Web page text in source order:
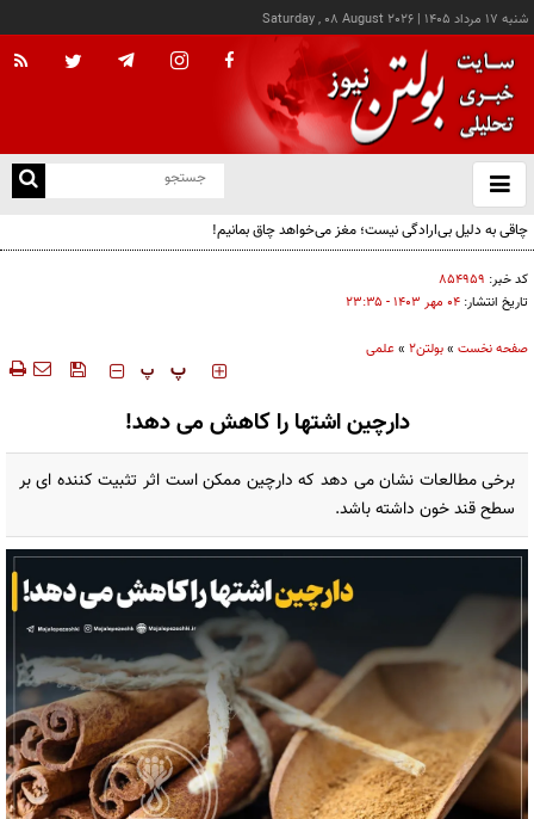
شنبه ۱۷ مرداد ۱۴۰۵ |
Saturday , 08 August 2026
باز
و
چاقی به دلیل بی‌ارادگی نیست؛ مغز می‌خواهد چاق بمانیم!
کد خبر: ۸۵۴۹۵۹
تاریخ انتشار: ۰۴ مهر ۱۴۰۳ - ۲۳:۳۵
صفحه نخست »بولتن2 »علمی
‍‍‍ پ پ
دارچین اشتها را کاهش می دهد!
برخی مطالعات نشان می دهد که دارچین ممکن است اثر تثبیت کننده ای بر
سطح قند خون داشته باشد.